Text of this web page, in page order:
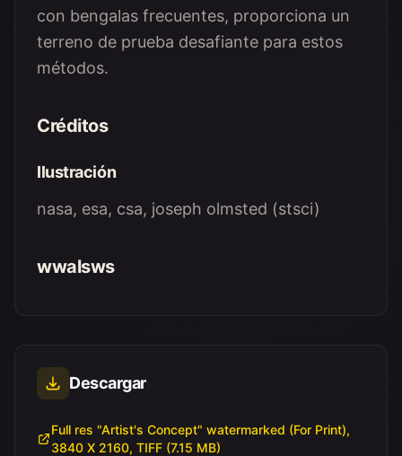
con bengalas frecuentes, proporciona un
terreno de prueba desafiante para estos
métodos.
Créditos
Ilustración
nasa, esa, csa, joseph olmsted (stsci)
wwalsws
Descargar
Full res "Artist's Concept" watermarked (For Print),
3840 X 2160, TIFF (7.15 MB)